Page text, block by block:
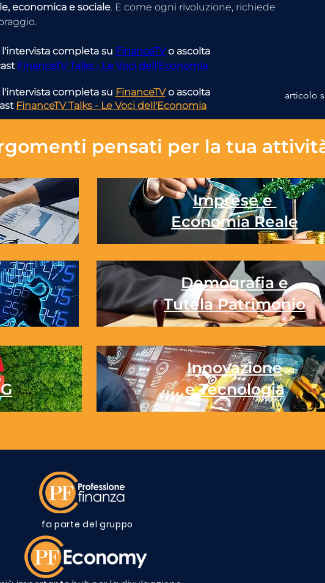
economica e sociale. E come ogni rivoluzione, richiede
l'intervista completa su FinanceTV o ascolta
FinanceTV Talks - Le Voci dell'Economia
l'intervista completa su FinanceTVo ascolta
FinanceTV Talks - Le Voci dell'Economia
articolo
pensati per la tua
Imprese e
Economia Reale
Demografia e
Tutela Patrimonio
Innovazione
e Tecnologia
fa parte del gruppo